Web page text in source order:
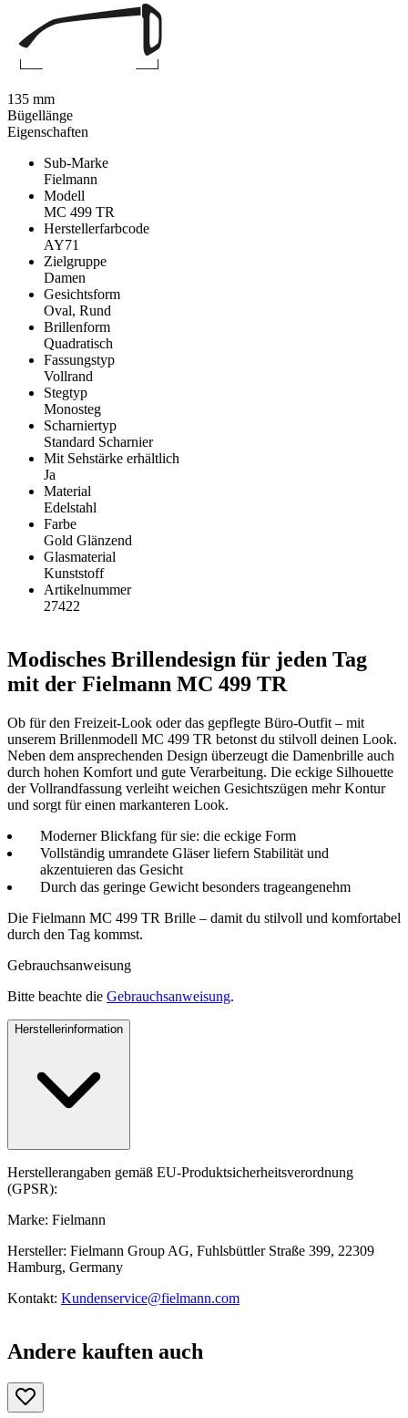
Eigenschaften
Sub-Marke
Fielmann
Modell
MC 499 TR
Herstellerfarbcode
AY71
Zielgruppe
Damen
Gesichtsform
Oval, Rund
Brillenform
Quadratisch
Fassungstyp
Vollrand
Stegtyp
Monosteg
Scharniertyp
Standard Scharnier
Mit Sehstärke erhältlich
Ja
Material
Edelstahl
Farbe
Gold Glänzend
Glasmaterial
Kunststoff
Artikelnummer
27422
Modisches Brillendesign für jeden Tag
mit der Fielmann MC 499 TR
Ob für den Freizeit-Look oder das gepflegte Büro-Outfit – mit
unserem Brillenmodell MC 499 TR betonst du stilvoll deinen Look.
Neben dem ansprechenden Design überzeugt die Damenbrille auch
durch hohen Komfort und gute Verarbeitung. Die eckige Silhouette
der Vollrandfassung verleiht weichen Gesichtszügen mehr Kontur
und sorgt für einen markanteren Look.
Moderner Blickfang für sie: die eckige Form
Vollständig umrandete Gläser liefern Stabilität und
akzentuieren das Gesicht
Durch das geringe Gewicht besonders trageangenehm
Die Fielmann MC 499 TR Brille – damit du stilvoll und komfortabel
durch den Tag kommst.
Gebrauchsanweisung
Bitte beachte die Gebrauchsanweisung.
Herstellerinformation
Herstellerangaben gemäß EU-Produktsicherheitsverordnung
(GPSR):
Marke: Fielmann
Hersteller: Fielmann Group AG, Fuhlsbüttler Straße 399, 22309
Hamburg, Germany
Kontakt: Kundenservice@fielmann.com
135 mm
Bügellänge
Andere kauften auch